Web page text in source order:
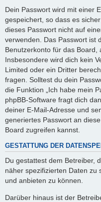
Dein Passwort wird mit einer
gespeichert, so dass es
dieses Passwort nicht auf
verwenden. Das Passwort ist
Benutzerkonto für das Board,
Insbesondere wird dich kein
Limited oder ein Dritter
fragen. Solltest du dein
die Funktion „Ich habe mein
phpBB-Software fragt dich
deiner E-Mail-Adresse und
generiertes Passwort an
Board zugreifen kannst.
GESTATTUNG DER
Du gestattest dem Betreiber,
näher spezifizierten Daten zu
und anbieten zu können.
Darüber hinaus ist der